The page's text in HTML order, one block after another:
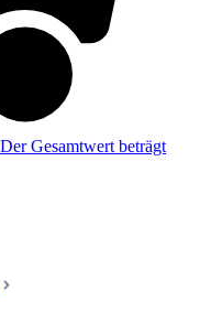
Gesamtwert beträgt